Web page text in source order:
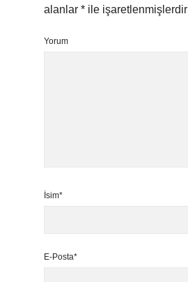
alanlar * ile işaretlenmişlerdir
Yorum
İsim*
E-Posta*